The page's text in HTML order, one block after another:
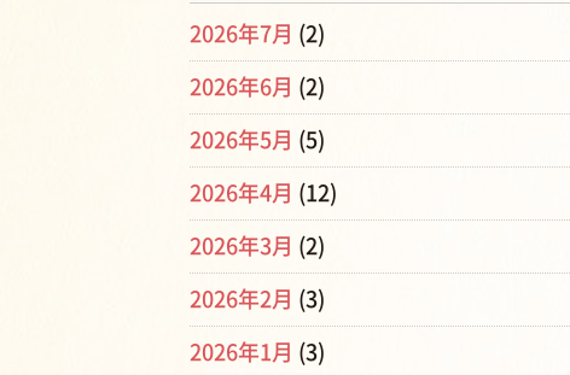
2026年7月 (2)
2026年6月 (2)
2026年5月 (5)
2026年4月 (12)
2026年3月 (2)
2026年2月 (3)
2026年1月 (3)